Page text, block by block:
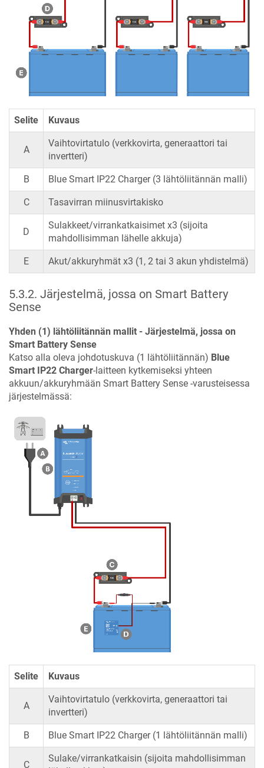
Selite Kuvaus
A
Vaihtovirtatulo (verkkovirta, generaattori tai
invertteri)
B Blue Smart IP22 Charger(3 lähtöliitännän malli)
C Tasavirran miinusvirtakisko
D
Sulakkeet/virrankatkaisimet x3 (sijoita
mahdollisimman lähelle akkuja)
E Akut/akkuryhmät x3 (1, 2 tai 3 akun yhdistelmä)
5.3.2. Järjestelmä, jossa on Smart Battery
Sense
Yhden (1) lähtöliitännän mallit - Järjestelmä, jossa on
Smart Battery Sense
Katso alla oleva johdotuskuva (1 lähtöliitännän) Blue
Smart IP22 Charger-laitteen kytkemiseksi yhteen
akkuun/akkuryhmään Smart Battery Sense -varusteisessa
järjestelmässä:
Selite Kuvaus
A
Vaihtovirtatulo (verkkovirta, generaattori tai
invertteri)
B Blue Smart IP22 Charger(1 lähtöliitännän malli)
C
Sulake/virrankatkaisin (sijoita mahdollisimman